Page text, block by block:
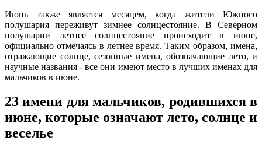
Июнь также является месяцем, когда жители Южного
полушария переживут зимнее солнцестояние. В Северном
полушарии летнее солнцестояние происходит в июне,
официально отмечаясь в летнее время. Таким образом, имена,
отражающие солнце, сезонные имена, обозначающие лето, и
научные названия - все они имеют место в лучших именах для
мальчиков в июне.
23 имени для мальчиков, родившихся в
июне, которые означают лето, солнце и
веселье